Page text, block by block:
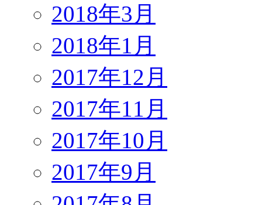
2018年3月
2018年1月
2017年12月
2017年11月
2017年10月
2017年9月